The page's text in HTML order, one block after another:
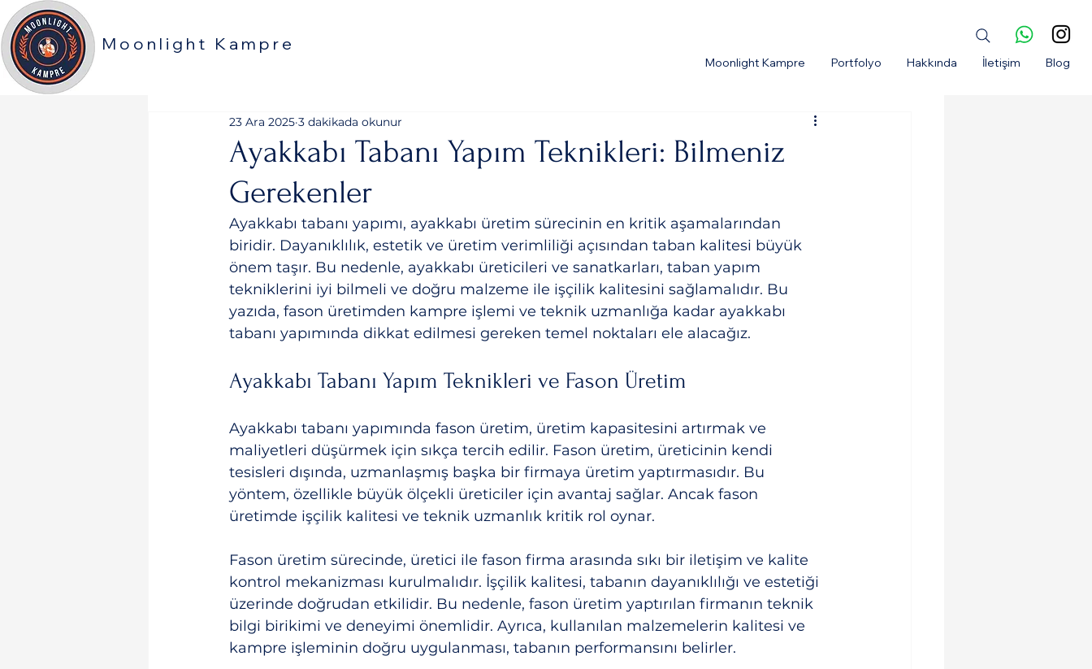
Moonlight Kampre
Moonlight Kampre Portfolyo Hakkında İletişim Blog
Ayakkabı Tabanı Yapım Teknikleri: Bilmeniz
Gerekenler
23 Ara 2025 3 dakikada okunur
Ayakkabı tabanı yapımı, ayakkabı üretim sürecinin en kritik aşamalarından
biridir. Dayanıklılık, estetik ve üretim verimliliği açısından taban kalitesi büyük
önem taşır. Bu nedenle, ayakkabı üreticileri ve sanatkarları, taban yapım
tekniklerini iyi bilmeli ve doğru malzeme ile işçilik kalitesini sağlamalıdır. Bu
yazıda, fason üretimden kampre işlemi ve teknik uzmanlığa kadar ayakkabı
tabanı yapımında dikkat edilmesi gereken temel noktaları ele alacağız.
Ayakkabı Tabanı Yapım Teknikleri ve Fason Üretim
Ayakkabı tabanı yapımında fason üretim, üretim kapasitesini artırmak ve
maliyetleri düşürmek için sıkça tercih edilir. Fason üretim, üreticinin kendi
tesisleri dışında, uzmanlaşmış başka bir firmaya üretim yaptırmasıdır. Bu
yöntem, özellikle büyük ölçekli üreticiler için avantaj sağlar. Ancak fason
üretimde işçilik kalitesi ve teknik uzmanlık kritik rol oynar.
Fason üretim sürecinde, üretici ile fason firma arasında sıkı bir iletişim ve kalite
kontrol mekanizması kurulmalıdır. İşçilik kalitesi, tabanın dayanıklılığı ve estetiği
üzerinde doğrudan etkilidir. Bu nedenle, fason üretim yaptırılan firmanın teknik
bilgi birikimi ve deneyimi önemlidir. Ayrıca, kullanılan malzemelerin kalitesi ve
kampre işleminin doğru uygulanması, tabanın performansını belirler.